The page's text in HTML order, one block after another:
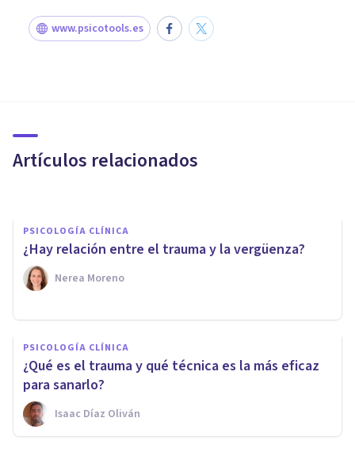
www.psicotools.es
Artículos relacionados
Traumas?
PSICOLOGÍA CLÍNICA
¿Hay relación entre el trauma y la vergüenza?
Nerea Moreno
PSICOLOGÍA CLÍNICA
¿Qué es el trauma y qué técnica es la más eficaz
para sanarlo?
Isaac Díaz Oliván
Trauma emocional: ¿qué es y
qué problemas psicológicos
genera?
Ana Carcedo Bao